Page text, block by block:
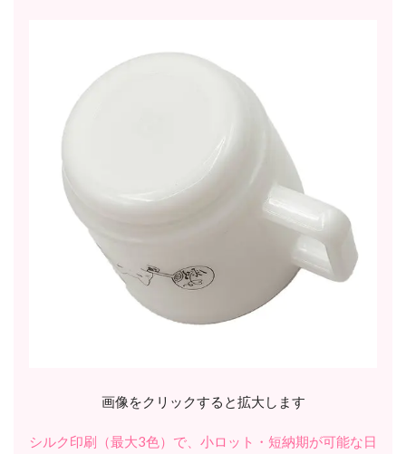
画像をクリックすると拡大します
シルク印刷（最大3色）で、小ロット・短納期が可能な日